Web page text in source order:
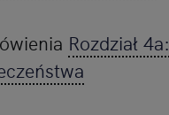
Rozdział 4a: